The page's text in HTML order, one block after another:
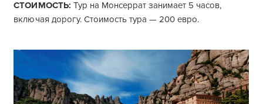
СТОИМОСТЬ: Тур на Монсеррат занимает 5 часов,
включая дорогу. Стоимость тура — 200 евро.